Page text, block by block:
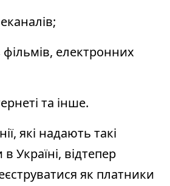
електронних
та інше.
які надають такі
Україні, відтепер
як платники